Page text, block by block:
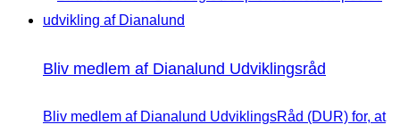
Bliv medlem af Dianalund Udviklingsråd
Bliv medlem af Dianalund UdviklingsRåd (DUR) for, at